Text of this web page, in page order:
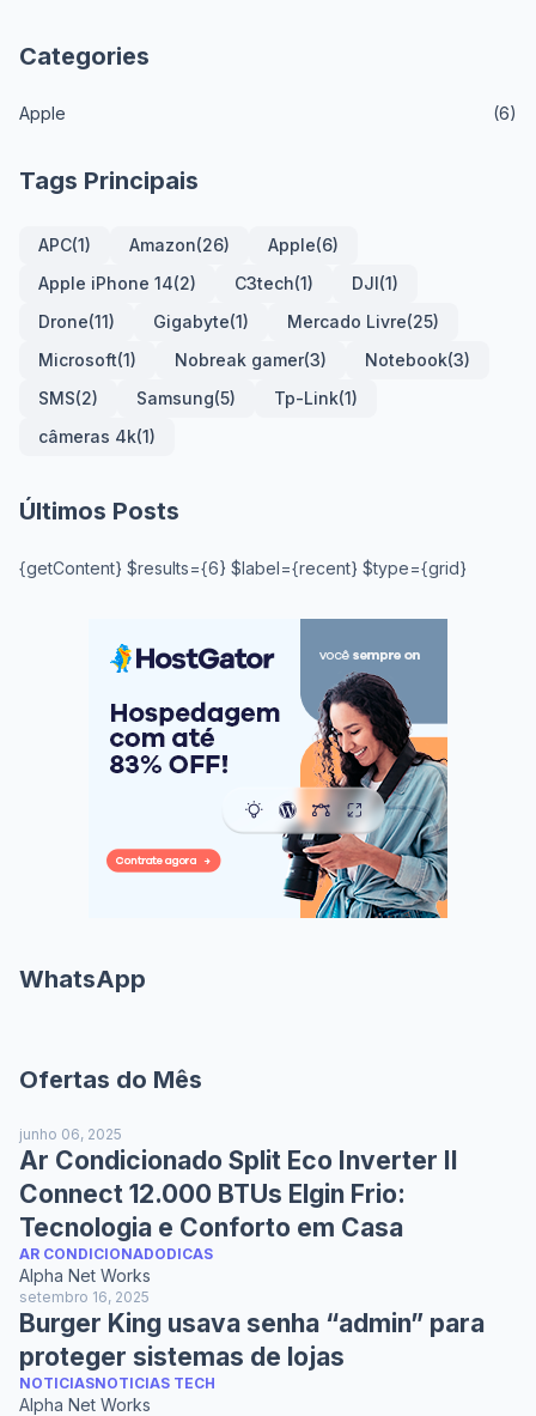
Categories
Apple (6)
Tags Principais
APC(1) Amazon(26) Apple(6)
Apple iPhone 14(2) C3tech(1) DJI(1)
Drone(11) Gigabyte(1) Mercado Livre(25)
Microsoft(1) Nobreak gamer(3) Notebook(3)
SMS(2) Samsung(5) Tp-Link(1)
câmeras 4k(1)
Últimos Posts
{getContent} $results={6} $label={recent} $type={grid}
WhatsApp
Ofertas do Mês
junho 06, 2025
Ar Condicionado Split Eco Inverter II
Connect 12.000 BTUs Elgin Frio:
Tecnologia e Conforto em Casa
AR CONDICIONADODICAS
Alpha Net Works
setembro 16, 2025
Burger King usava senha “admin” para
proteger sistemas de lojas
NOTICIASNOTICIAS TECH
Alpha Net Works